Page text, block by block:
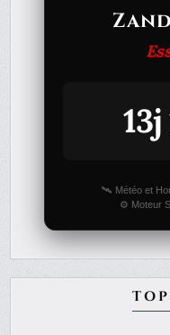
13j
🛰️ Météo et
⚙️ Moteur